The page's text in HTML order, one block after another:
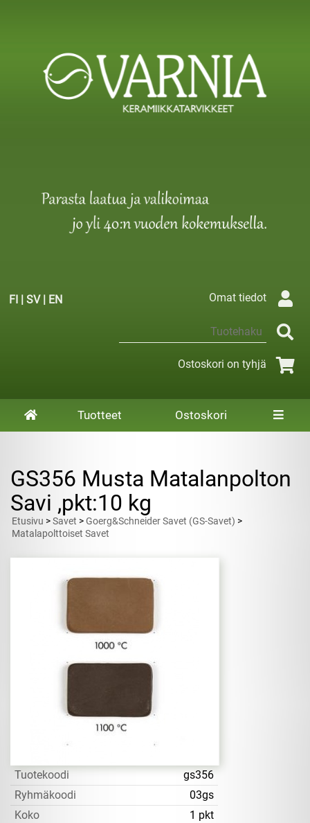
FI | SV| EN Omat tiedot
Ostoskori on tyhjä
Tuotteet Ostoskori
GS356 Musta Matalanpolton
Savi ,pkt:10 kg
Etusivu >Savet >Goerg&Schneider Savet (GS-Savet) >
Matalapolttoiset Savet
Tuotekoodi
gs356
Ryhmäkoodi
03gs
Koko
1 pkt